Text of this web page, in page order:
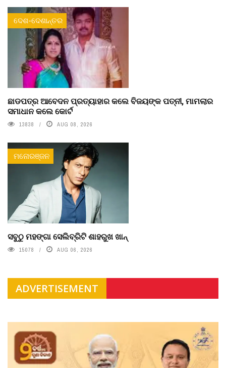
ଦେଶ-ଦେଶାନ୍ତର
ଛାଡପତ୍ର ଆବେଦନ ପ୍ରତ୍ୟାହାର କଲେ ବିଜୟଙ୍କ ପତ୍ନୀ, ମାମଲାର
ସମାଧାନ କଲେ କୋର୍ଟ
13838 AUG 08, 2026
ମନୋରଞ୍ଜନ
ସବୁଠୁ ମହଙ୍ଗା ସେଲିବ୍ରିଟି ଶାହରୁଖ ଖାନ୍
15078 AUG 06, 2026
ADVERTISEMENT